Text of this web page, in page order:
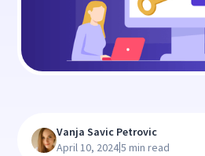
Vanja Savic Petrovic
April 10, 2024|5 min read